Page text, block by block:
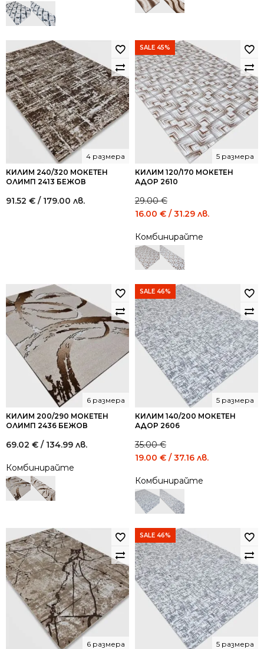
74.00 €
/
лв..
лв..
КИЛИМ 240/320 МОКЕТЕН
ОЛИМП 2413 БЕЖОВ
4 размера
91.52 € / 179.00 лв.
SALE 45%
КИЛИМ 120/170 МОКЕТЕН
АДОР 2610
5 размера
29.00€
Original
was:
29.00 €
/
лв..
16.00 € / 31.29 лв.
Комбинирайте
КИЛИМ 200/290 МОКЕТЕН
ОЛИМП 2436 БЕЖОВ
6 размера
69.02 € / 134.99 лв.
Комбинирайте
SALE 46%
КИЛИМ 140/200 МОКЕТЕН
АДОР 2606
5 размера
35.00€
Original
was:
35.00 €
/
лв..
19.00 € / 37.16 лв.
Комбинирайте
6 размера
SALE 46%
5 размера